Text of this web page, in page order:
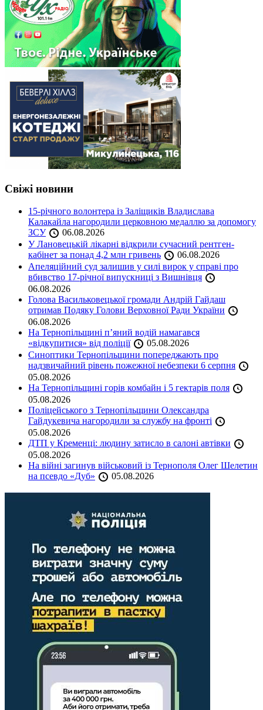
Свіжі новини
15-річного волонтера із Заліщиків Владислава
Калакайла нагородили церковною медаллю за допомогу
ЗСУ
06.08.2026
У Лановецькій лікарні відкрили сучасний рентген-
кабінет за понад 4,2 млн гривень
06.08.2026
Апеляційний суд залишив у силі вирок у справі про
вбивство 17-річної випускниці з Вишнівця
06.08.2026
Голова Васильковецької громади Андрій Гайдаш
отримав Подяку Голови Верховної Ради України
06.08.2026
На Тернопільщині п’яний водій намагався
«відкупитися» від поліції
05.08.2026
Синоптики Тернопільщини попереджають про
надзвичайний рівень пожежної небезпеки 6 серпня
05.08.2026
На Тернопільщині горів комбайн і 5 гектарів поля
05.08.2026
Поліцейського з Тернопільщини Олександра
Гайдукевича нагородили за службу на фронті
05.08.2026
ДТП у Кременці: людину затисло в салоні автівки
05.08.2026
На війні загинув військовий із Тернополя Олег Шелетин
на псевдо «Дуб»
05.08.2026